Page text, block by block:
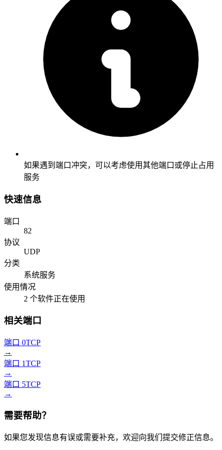
如果遇到端口冲突，可以考虑使用其他端口或停止占用
服务
快速信息
端口
82
协议
UDP
分类
系统服务
使用情况
2 个软件正在使用
相关端口
端口 0TCP
→
端口 1TCP
→
端口 5TCP
→
需要帮助？
如果您发现信息有误或需要补充，欢迎向我们提交修正信息。